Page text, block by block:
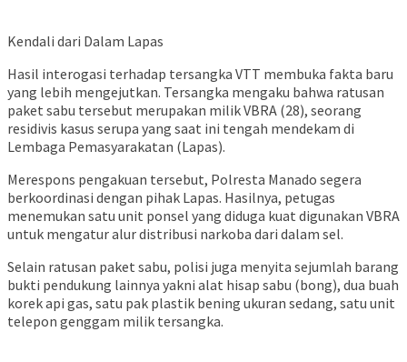
Kendali dari Dalam Lapas
Hasil interogasi terhadap tersangka VTT membuka fakta baru
yang lebih mengejutkan. Tersangka mengaku bahwa ratusan
paket sabu tersebut merupakan milik VBRA (28), seorang
residivis kasus serupa yang saat ini tengah mendekam di
Lembaga Pemasyarakatan (Lapas).
Merespons pengakuan tersebut, Polresta Manado segera
berkoordinasi dengan pihak Lapas. Hasilnya, petugas
menemukan satu unit ponsel yang diduga kuat digunakan VBRA
untuk mengatur alur distribusi narkoba dari dalam sel.
Selain ratusan paket sabu, polisi juga menyita sejumlah barang
bukti pendukung lainnya yakni alat hisap sabu (bong), dua buah
korek api gas, satu pak plastik bening ukuran sedang, satu unit
telepon genggam milik tersangka.